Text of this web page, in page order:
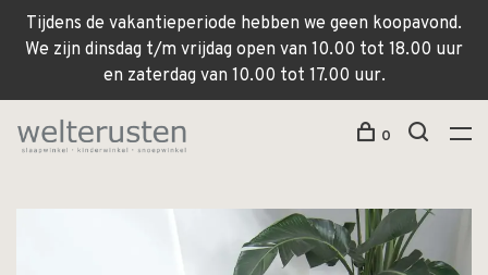
Tijdens de vakantieperiode hebben we geen koopavond.
We zijn dinsdag t/m vrijdag open van 10.00 tot 18.00 uur
en zaterdag van 10.00 tot 17.00 uur.
0